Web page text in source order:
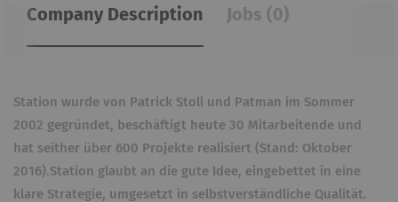
Company Description Jobs (0)
Station wurde von Patrick Stoll und Patman im Sommer
2002 gegründet, beschäftigt heute 30 Mitarbeitende und
hat seither über 600 Projekte realisiert (Stand: Oktober
2016).Station glaubt an die gute Idee, eingebettet in eine
klare Strategie, umgesetzt in selbstverständliche Qualität.